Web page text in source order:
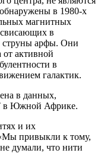
в 1980-х
магнитных
свисающих в
струны арфы. Они
от активной
в
галактик.
в данных,
в Южной Африке.
и их
привыкли к тому,
думали, что нити